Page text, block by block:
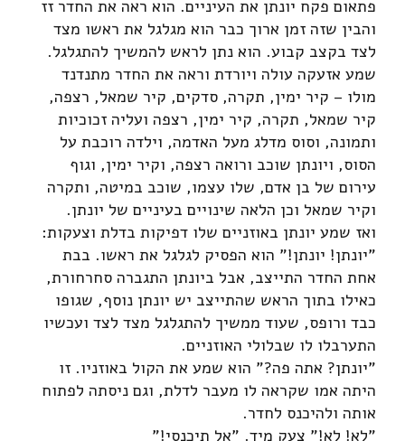
פתאום פקח יונתן את העיניים. הוא ראה את החדר זז
והבין שזה זמן ארוך כבר הוא מגלגל את ראשו מצד
לצד בקצב קבוע. הוא נתן לראש להמשיך להתגלגל.
שמע אזעקה עולה ויורדת וראה את החדר מתנדנד
מולו – קיר ימין, תקרה, סדקים, קיר שמאל, רצפה,
קיר שמאל, תקרה, קיר ימין, רצפה ועליה זכוכיות
ותמונה, וסוס מדלג מעל האדמה, וילדה רוכבת על
הסוס, ויונתן שוכב ורואה רצפה, וקיר ימין, וגוף
עירום של בן אדם, שלו עצמו, שוכב במיטה, ותקרה
וקיר שמאל וכן הלאה שינויים בעיניים של יונתן.
ואז שמע יונתן באוזניים שלו דפיקות בדלת וצעקות:
"יונתן! יונתן!" הוא הפסיק לגלגל את ראשו. בבת
אחת החדר התייצב, אבל ביונתן התגברה סחרחורת,
כאילו בתוך הראש שהתייצב יש יונתן נוסף, שגופו
כבד ורופס, שעוד ממשיך להתגלגל מצד לצד ועכשיו
התערבלו לו שבלולי האוזניים.
"יונתן? אתה פה?" הוא שמע את הקול באוזניו. זו
היתה אמו שקראה לו מעבר לדלת, וגם ניסתה לפתוח
אותה ולהיכנס לחדר.
"לא! לא!" צעק מיד. "אל תיכנסי!"